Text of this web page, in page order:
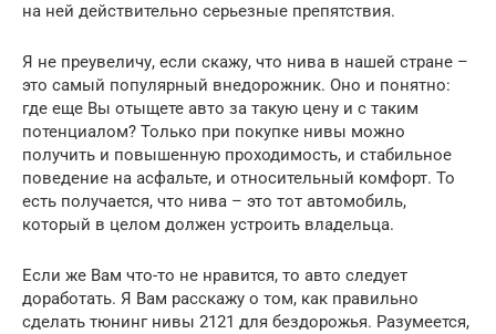
на ней действительно серьезные препятствия.
Я не преувеличу, если скажу, что нива в нашей стране –
это самый популярный внедорожник. Оно и понятно:
где еще Вы отыщете авто за такую цену и с таким
потенциалом? Только при покупке нивы можно
получить и повышенную проходимость, и стабильное
поведение на асфальте, и относительный комфорт. То
есть получается, что нива – это тот автомобиль,
который в целом должен устроить владельца.
Если же Вам что-то не нравится, то авто следует
доработать. Я Вам расскажу о том, как правильно
сделать тюнинг нивы 2121 для бездорожья. Разумеется,